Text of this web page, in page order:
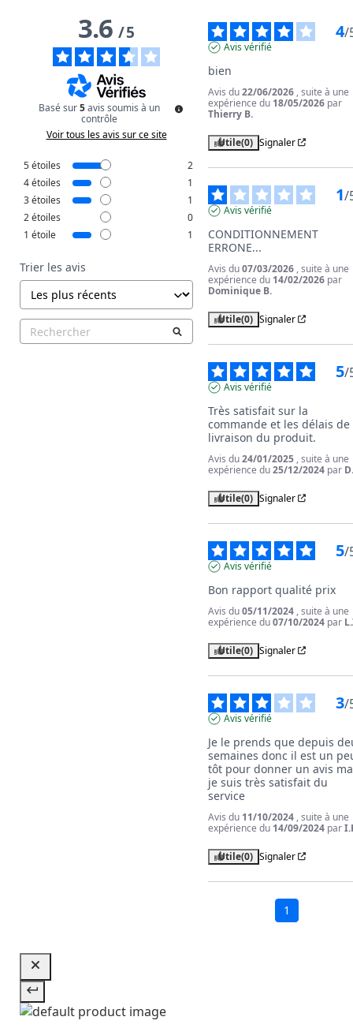
3.6/5
Basé sur5avis soumis à un
contrôle
Voir tous les avis sur ce site
5étoiles
2
4étoiles
1
3étoiles
1
2étoiles
0
1 étoile 1
Trier les avis
4/
Avis vérifié
bien
Avis du22/06/2026 , suite à une
expérience du 18/05/2026 par
Thierry B.
Utile(0) Signaler
1/
Avis vérifié
CONDITIONNEMENT
ERRONE...
Avis du07/03/2026 , suite à une
expérience du 14/02/2026 par
Dominique B.
Utile(0) Signaler
5/
Avis vérifié
Très satisfait sur la
commande et les délais de
livraison du produit.
Avis du24/01/2025 , suite à une
expérience du25/12/2024 par
Utile(0) Signaler
5/
Avis vérifié
Bon rapport qualité prix
Avis du05/11/2024 , suite à une
expérience du07/10/2024 par
Utile(0) Signaler
3/
Avis vérifié
Je le prends que depuis
semaines donc il est un
tôt pour donner un avis
je suis très satisfait du
service
Avis du 11/10/2024 , suite à une
expérience du 14/09/2024 par
Utile(0) Signaler
1